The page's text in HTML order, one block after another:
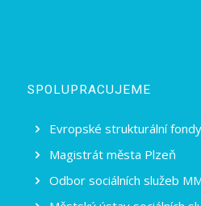
SPOLUPRACUJEME
Evropské strukturální fondy
Magistrát města Plzeň
Odbor sociálních služeb